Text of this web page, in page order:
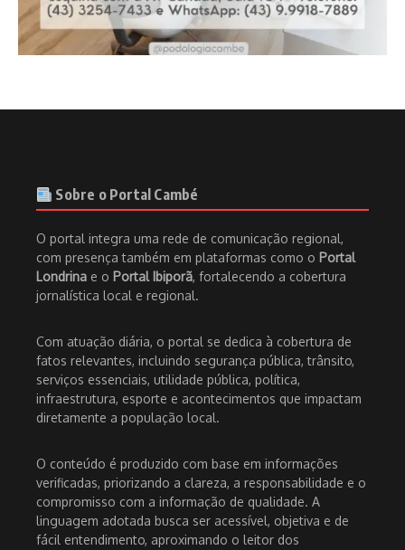
Sobre o Portal Cambé
O portal integra uma rede de comunicação regional,
com presença também em plataformas como o Portal
Londrina e o Portal Ibiporã, fortalecendo a cobertura
jornalística local e regional.
Com atuação diária, o portal se dedica à cobertura de
fatos relevantes, incluindo segurança pública, trânsito,
serviços essenciais, utilidade pública, política,
infraestrutura, esporte e acontecimentos que impactam
diretamente a população local.
O conteúdo é produzido com base em informações
verificadas, priorizando a clareza, a responsabilidade e o
compromisso com a informação de qualidade. A
linguagem adotada busca ser acessível, objetiva e de
fácil entendimento, aproximando o leitor dos